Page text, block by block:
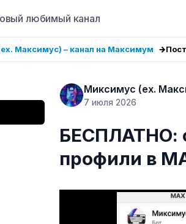
любимый канал
Максимус) – канал на Максимум Пост
Миксимус (ex.
7 июля 2026
БЕСПЛАТНО:
профили в